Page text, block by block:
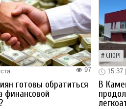
97
готовы обратиться
финансовой
СПОРТ
15:37 |
В